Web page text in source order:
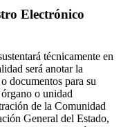
Electrónico
técnicamente en
será anotar la
documentos para su
o unidad
de la Comunidad
General del Estado,